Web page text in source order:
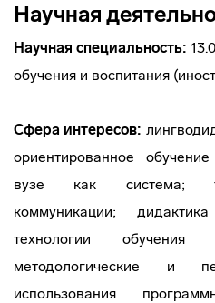
Научная
Научная специальность:
обучения и воспитания
Сфера интересов:
ориентированное
вузе как система;
коммуникации;
технологии обучения
методологические и
использования